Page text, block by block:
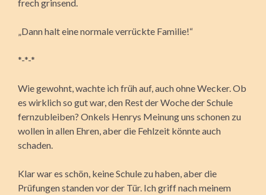
frech grinsend.
„Dann halt eine normale verrückte Familie!“
*-*-*
Wie gewohnt, wachte ich früh auf, auch ohne Wecker. Ob
es wirklich so gut war, den Rest der Woche der Schule
fernzubleiben? Onkels Henrys Meinung uns schonen zu
wollen in allen Ehren, aber die Fehlzeit könnte auch
schaden.
Klar war es schön, keine Schule zu haben, aber die
Prüfungen standen vor der Tür. Ich griff nach meinem